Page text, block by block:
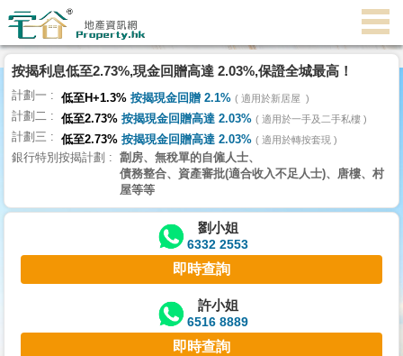
代
理
主
頁
搵
樓/
交
業
主
按揭利息低至2.73%,現金回贈高達 2.03%,保證全城最高！
計劃一 低至H+1.3% 按揭現金回贈 2.1% 適用於新居屋
計劃二 低至2.73% 按揭現金回贈高達 2.03% 適用於一手及二手私樓
計劃三 低至2.73% 按揭現金回贈高達 2.03% 適用於轉按套現
銀行特別按揭計劃
劏房、無稅單的自僱人士、
債務整合、資產審批(適合收入不足人士)、唐樓、村
屋等等
劉小姐
6332 2553
即時查詢
許小姐
6516 8889
即時查詢